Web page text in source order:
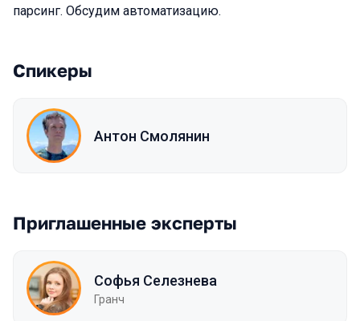
парсинг. Обсудим автоматизацию.
Спикеры
Антон Смолянин
Приглашенные эксперты
Софья Селезнева
Гранч